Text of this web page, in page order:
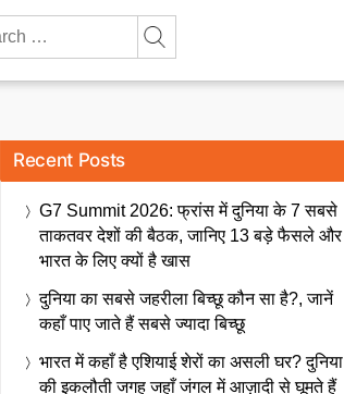
Recent Posts
G7 Summit 2026: फ्रांस में दुनिया के 7 सबसे
ताकतवर देशों की बैठक, जानिए 13 बड़े फैसले और
भारत के लिए क्यों है खास
दुनिया का सबसे जहरीला बिच्छू कौन सा है?, जानें
कहाँ पाए जाते हैं सबसे ज्यादा बिच्छू
भारत में कहाँ है एशियाई शेरों का असली घर? दुनिया
की इकलौती जगह जहाँ जंगल में आज़ादी से घूमते हैं